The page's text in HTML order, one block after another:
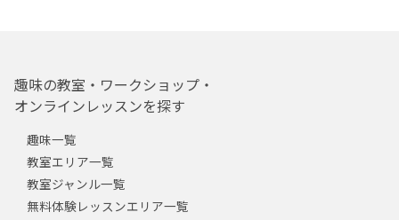
趣味の教室・ワークショップ・
オンラインレッスンを探す
趣味一覧
教室エリア一覧
教室ジャンル一覧
無料体験レッスンエリア一覧